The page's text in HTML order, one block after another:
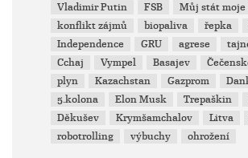
Vladimir Putin
FSB
Můj stát moje
konflikt zájmů
biopaliva řepka
Independence
GRU agrese
Cchaj
Vympel Basajev
plyn
Kazachstan Gazprom
5.kolona
Elon Musk Trepaškin
Děkušev
Krymšamchalov Litva
robotrolling
výbuchy ohrožení